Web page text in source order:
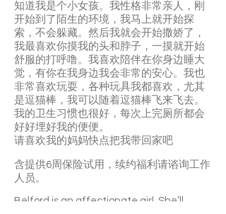
知道我是个小女孩。我性格非常亲人，刚
开始到了陌生的环境，我马上就开始探
索，不会躲藏。然后我就会开始撒娇了，
我最喜欢你摸我的头和脖子，一摸就开始
舒服的打呼噜。我喜欢陪伴在你身边睡大
觉，有你在我身边我会非常的安心。我也
非常喜欢玩耍，各种玩具我都喜欢，尤其
是逗猫棒，我可以随着逗猫棒飞来飞去。
我的卫生习惯也很好，每次上完厕所都会
好好埋好我的便便。
请喜欢我的妈妈快点把我带回家吧
含提供6周保险试用，续约福利请谘询工作
人员。
Belford is an affectionate girl. She’ll